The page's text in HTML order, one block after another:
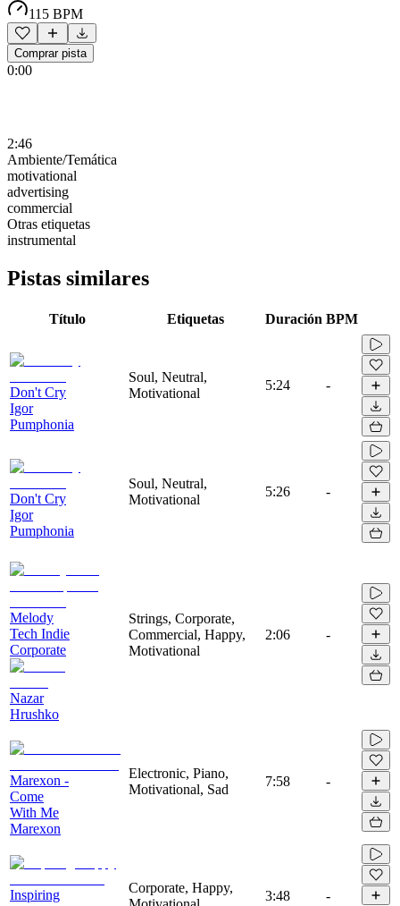
115 BPM
Comprar pista
0:00
2:46
Ambiente/Temática
motivational
advertising
commercial
Otras etiquetas
instrumental
Pistas similares
Título Etiquetas Duración BPM
Don't Cry
Igor
Pumphonia
Soul, Neutral,
Motivational
5:24 -
Don't Cry
Igor
Pumphonia
Soul, Neutral,
Motivational
5:26 -
Melody
Tech Indie
Corporate
Nazar
Hrushko
Strings, Corporate,
Commercial, Happy,
Motivational
2:06 -
Marexon -
Come
With Me
Marexon
Electronic, Piano,
Motivational, Sad
7:58 -
Inspiring
Corporate, Happy,
3:48 -